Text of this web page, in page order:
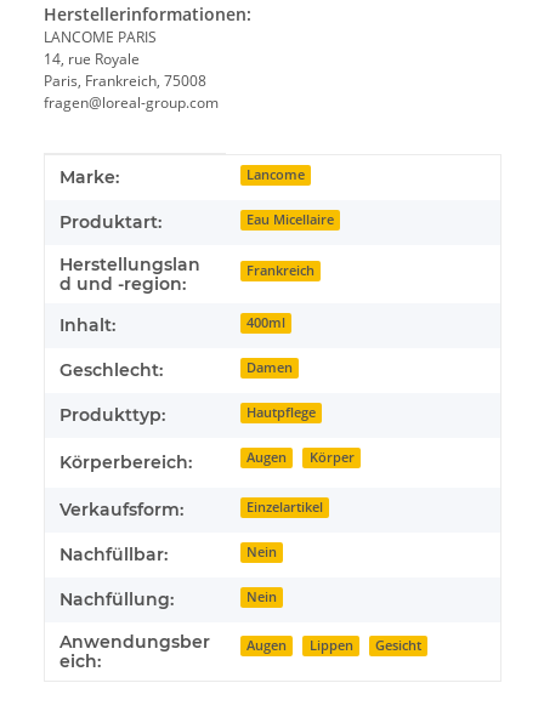
Herstellerinformationen:
LANCOME PARIS
14, rue Royale
Paris, Frankreich, 75008
fragen@loreal-group.com
Produkteigenschaft
Wert
Marke: Lancome
Produktart: Eau Micellaire
Herstellungslan
d und -region:
Frankreich
Inhalt: 400ml
Geschlecht: Damen
Produkttyp: Hautpflege
Körperbereich: Augen Körper
Verkaufsform: Einzelartikel
Nachfüllbar: Nein
Nachfüllung: Nein
Anwendungsber
eich:
Augen Lippen Gesicht